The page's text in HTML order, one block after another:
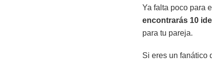
Ya falta poco para
encontrarás 10
para tu pareja.
Si eres un fanático